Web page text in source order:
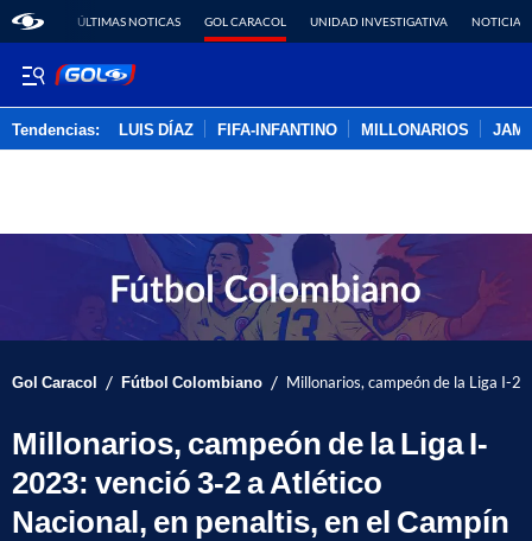
ÚLTIMAS NOTICAS GOL CARACOL UNIDAD INVESTIGATIVA NOTICIAS
Tendencias: LUIS DÍAZ FIFA-INFANTINO MILLONARIOS
Gol Caracol / Fútbol Colombiano / Millonarios, campeón de la Liga I-
Millonarios, campeón de la Liga I-
2023: venció 3-2 a Atlético
Nacional, en penaltis, en el Campín